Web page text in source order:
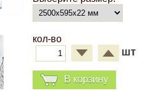
кол-во
шт
В корзину
Poliext
холодильник